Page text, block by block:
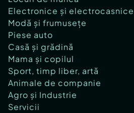
Electronice și electrocasnice
Modă și frumusețe
Piese auto
Casă și grădină
Mama și copilul
Sport, timp liber, artă
Animale de companie
Agro și Industrie
Servicii